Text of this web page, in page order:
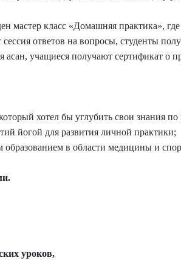
мастер класс «Домашняя практика»,
ответов на вопросы, студенты
асан, учащиеся получают сертификат о
хотел бы углубить свои знания по
йогой для развития личной практики;
в области медицины и
уроков,